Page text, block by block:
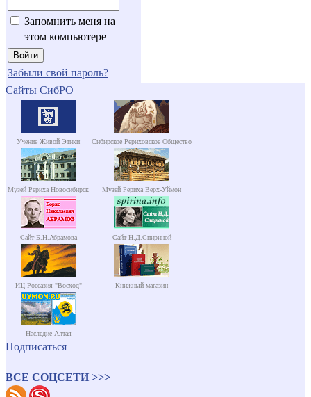
Запомнить меня на
этом компьютере
Забыли свой пароль?
Сайты СибРО
Учение Живой Этики Сибирское Рериховское Общество
Музей Рериха Новосибирск Музей Рериха Верх-Уймон
Сайт Б.Н.Абрамова Сайт Н.Д.Спириной
ИЦ Россазия "Восход" Книжный магазин
Наследие Алтая
Подписаться
ВСЕ СОЦСЕТИ >>>